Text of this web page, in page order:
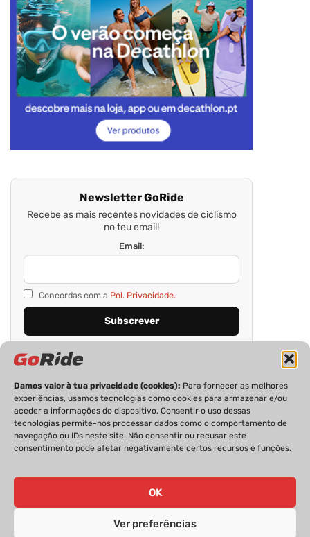
Damos valor à tua privacidade (cookies): Para fornecer as melhores
experiências, usamos tecnologias como cookies para armazenar e/ou
aceder a informações do dispositivo. Consentir o uso dessas
tecnologias permite-nos processar dados como o comportamento de
navegação ou IDs neste site. Não consentir ou recusar este
consentimento pode afetar negativamente certos recursos e funções.
OK
Ver preferências
Newsletter GoRide
Recebe as mais recentes novidades de ciclismo
no teu email!
Email:
Concordas com a Pol. Privacidade.
PRIVACIDADE FICHA TÉCNICA
ESTATUTO EDITORIAL